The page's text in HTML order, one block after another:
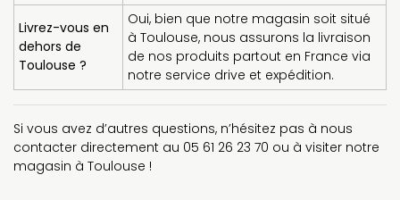
Livrez-vous en
dehors de
Toulouse ?
Oui, bien que notre magasin soit situé
à Toulouse, nous assurons la livraison
de nos produits partout en France via
notre service drive et expédition.
Si vous avez d’autres questions, n’hésitez pas à nous
contacter directement au 05 61 26 23 70 ou à visiter notre
magasin à Toulouse !